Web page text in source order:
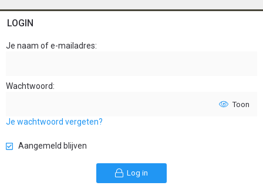
LOGIN
Je naam of e-mailadres
Wachtwoord
Toon
Je wachtwoord vergeten?
Aangemeld blijven
Log in